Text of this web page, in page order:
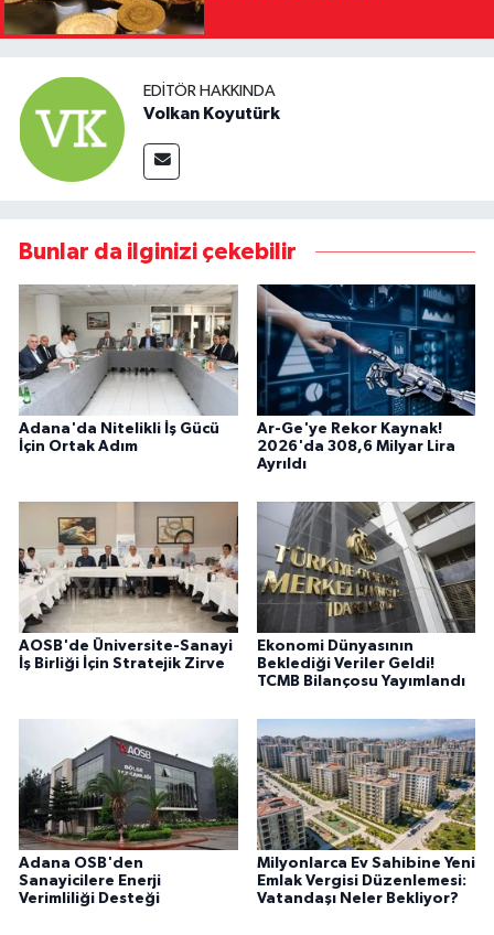
EDITÖR HAKKINDA
Volkan Koyutürk
Bunlar da ilginizi çekebilir
Adana'da Nitelikli İş Gücü
İçin Ortak Adım
Ar-Ge'ye Rekor Kaynak!
2026'da 308,6 Milyar Lira
Ayrıldı
AOSB'de Üniversite-Sanayi
İş Birliği İçin Stratejik Zirve
Ekonomi Dünyasının
Beklediği Veriler Geldi!
TCMB Bilançosu Yayımlandı
Adana OSB'den
Sanayicilere Enerji
Verimliliği Desteği
Milyonlarca Ev Sahibine Yeni
Emlak Vergisi Düzenlemesi:
Vatandaşı Neler Bekliyor?